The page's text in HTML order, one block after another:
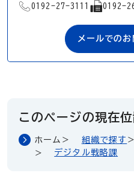
TEL
0192-27-3111 FAX
0192-
メールでの
このページの現在位
ホーム 組織で探す
デジタル戦略課